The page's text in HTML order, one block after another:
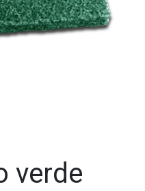
verde